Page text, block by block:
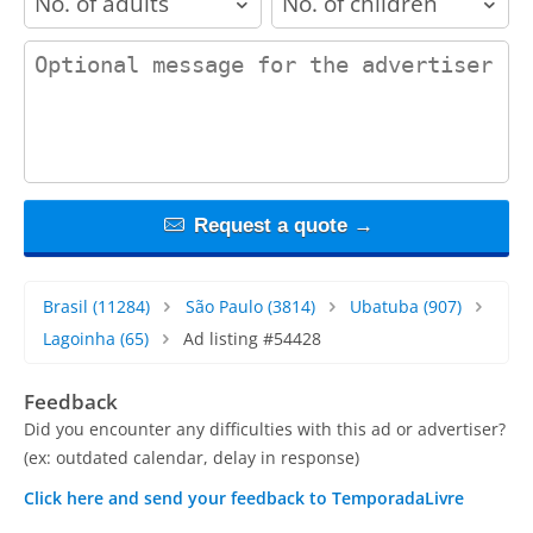
contact_message
Request a quote →
Brasil (11284) São Paulo(3814) Ubatuba (907)
Lagoinha (65) Ad listing #54428
Feedback
Did you encounter any difficulties with this ad or advertiser?
(ex: outdated calendar, delay in response)
Click here and send your feedback to TemporadaLivre